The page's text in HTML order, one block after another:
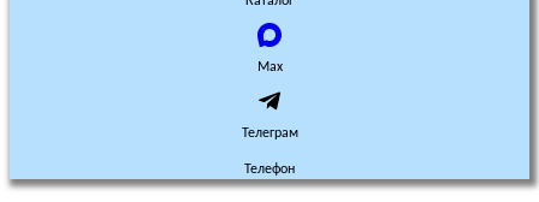
Max
Телеграм
Телефон